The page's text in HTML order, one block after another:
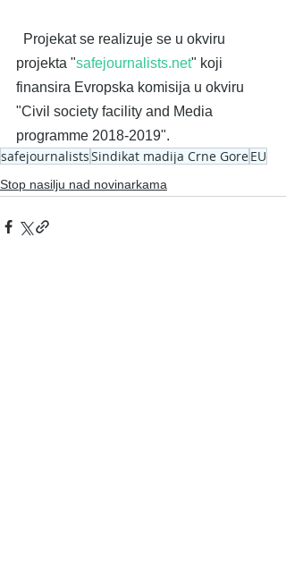
projekta "safejournalists.net" koji
finansira Evropska komisija u okviru
"Civil society facility and Media
programme 2018-2019".
safejournalistsSindikat madija Crne GoreEU
Stop nasilju nad novinarkama